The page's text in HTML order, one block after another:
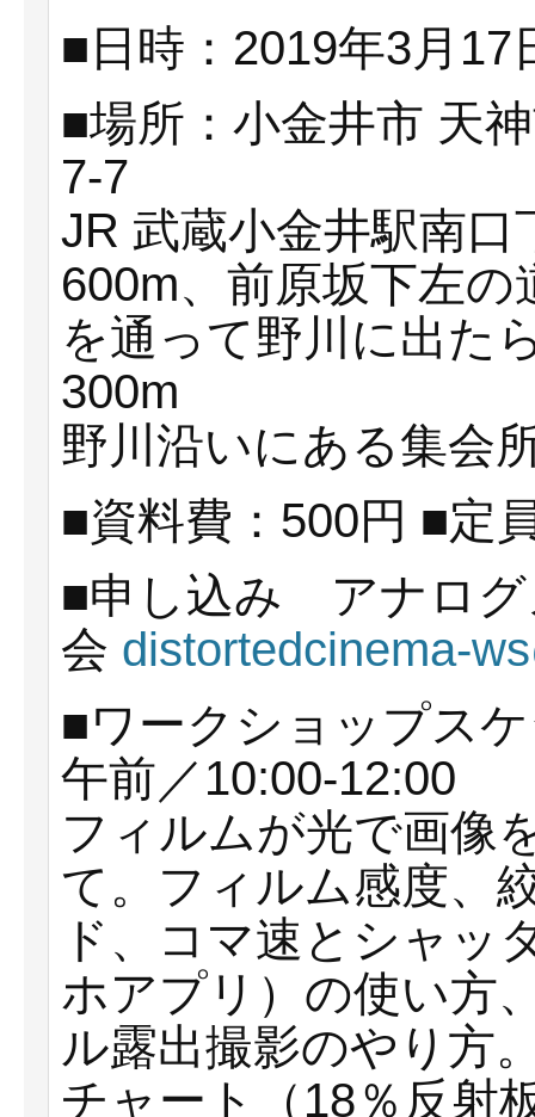
■日時：2019年3月17
■場所：小金井市 天
7-7
JR 武蔵小金井駅南
600m、前原坂下左
を通って野川に出た
300m
野川沿いにある集会
■資料費：500円 ■定
■申し込み アナログ
会 distortedcinema-
■ワークショップス
午前／10:00-12:00
フィルムが光で画像
て。フィルム感度、
ド、コマ速とシャッ
ホアプリ）の使い方
ル露出撮影のやり方
チャート（18％反射